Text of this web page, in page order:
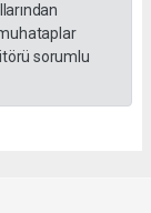
sorumlu